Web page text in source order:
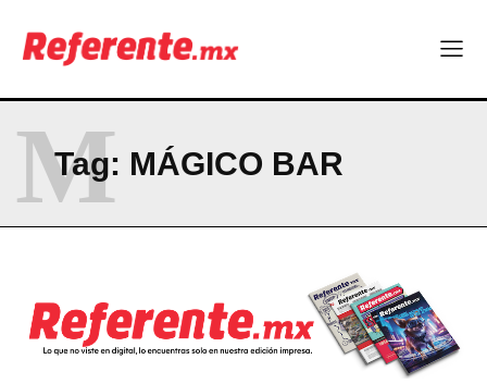
Company
ABOUT
CONTACT
PRIVACY POLICY
Tag: MÁGICO BAR
M